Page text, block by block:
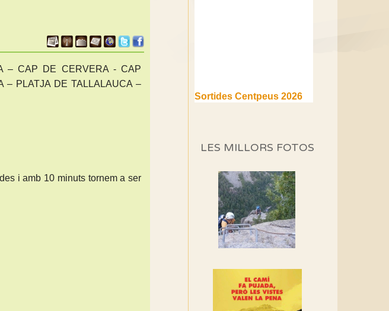
– CAP DE CERVERA - CAP
– PLATJA DE TALLALAUCA –
i amb 10 minuts tornem a ser
(1a part)
Si no podem caminar,
alguna cosa hem de fer...
Els Centpeus signen el
Manifest a favor dels
Camins Vells
associació adhereix-te al
manifest!
LES MILLORS FOTOS